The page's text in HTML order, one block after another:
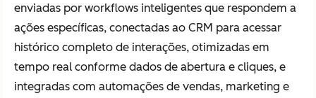
enviadas por workflows inteligentes que respondem a
ações específicas, conectadas ao CRM para acessar
histórico completo de interações, otimizadas em
tempo real conforme dados de abertura e cliques, e
integradas com automações de vendas, marketing e